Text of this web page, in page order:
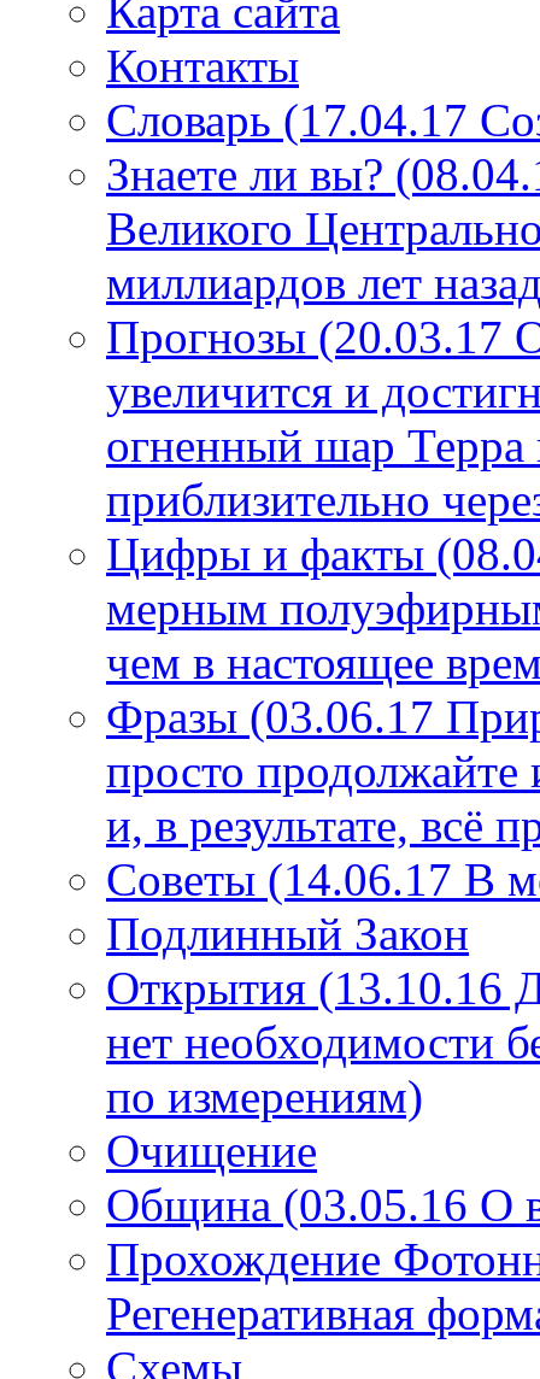
Карта сайта
Контакты
Словарь (17.04.17
Знаете ли вы?
Великого
миллиардов лет
Прогнозы (20.03.17
увеличится и
огненный шар Терра
приблизительно
Цифры и факты
мерным
чем в настоящее
Фразы (03.06.17
просто продолжайте
и, в результате, всё
Советы (14.06.17 В
Подлинный Закон
Открытия (13.10.16
нет необходимости
по измерениям)
Очищение
Община (03.05.16 О
Прохождение
Регенеративная
Схемы